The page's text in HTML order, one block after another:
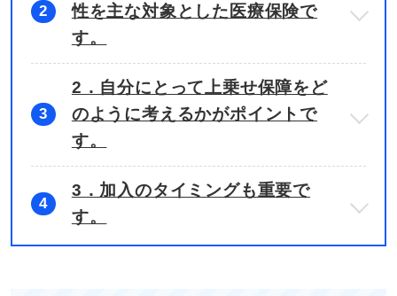
2
性を主な対象とした医療保険で
す。
3
2．自分にとって上乗せ保障をど
のように考えるかがポイントで
す。
4
3．加入のタイミングも重要で
す。